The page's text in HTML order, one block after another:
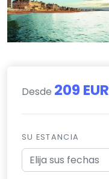
Desde 209 EUR
SU ESTANCIA